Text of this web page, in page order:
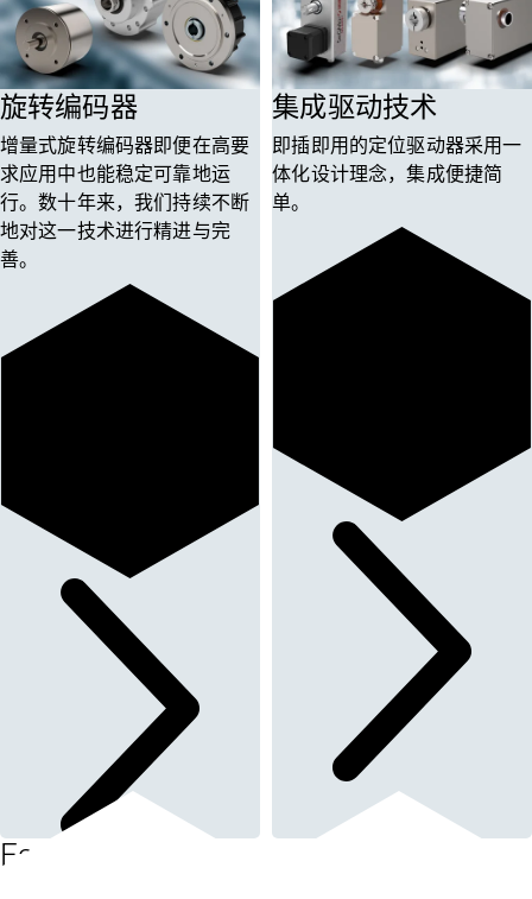
旋转编码器
增量式旋转编码器即便在高要
求应用中也能稳定可靠地运
行。数十年来，我们持续不断
地对这一技术进行精进与完
善。
集成驱动技术
即插即用的定位驱动器采用一
体化设计理念，集成便捷简
单。
Facts & Figures